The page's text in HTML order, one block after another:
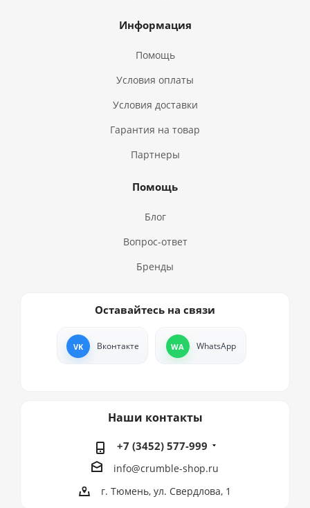
Информация
Помощь
Условия оплаты
Условия доставки
Гарантия на товар
Партнеры
Помощь
Блог
Вопрос-ответ
Бренды
Оставайтесь на связи
Вконтакте WhatsApp
Наши контакты
+7 (3452) 577-999
info@crumble-shop.ru
г. Тюмень, ул. Свердлова, 1